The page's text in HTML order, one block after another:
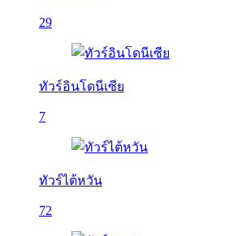
29
ทัวร์อินโดนีเซีย
7
ทัวร์ไต้หวัน
72